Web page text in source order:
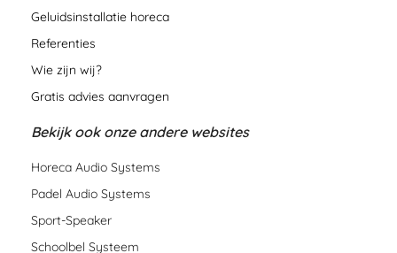
Geluidsinstallatie horeca
Referenties
Wie zijn wij?
Gratis advies aanvragen
Bekijk ook onze andere websites
Horeca Audio Systems
Padel Audio Systems
Sport-Speaker
Schoolbel Systeem